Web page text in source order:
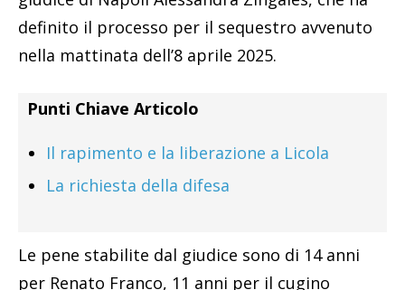
definito il processo per il sequestro avvenuto
nella mattinata dell’8 aprile 2025.
Punti Chiave Articolo
Il rapimento e la liberazione a Licola
La richiesta della difesa
Le pene stabilite dal giudice sono di 14 anni
per Renato Franco, 11 anni per il cugino